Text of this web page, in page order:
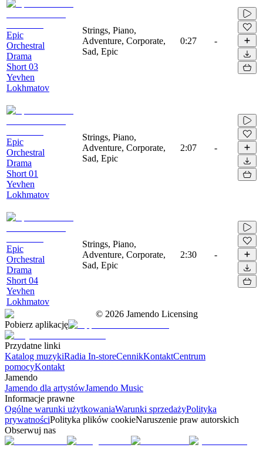
Epic
Orchestral
Drama
Short 03
Yevhen
Lokhmatov
Strings, Piano,
Adventure, Corporate,
Sad, Epic
0:27 -
Epic
Orchestral
Drama
Short 01
Yevhen
Lokhmatov
Strings, Piano,
Adventure, Corporate,
Sad, Epic
2:07 -
Epic
Orchestral
Drama
Short 04
Yevhen
Lokhmatov
Strings, Piano,
Adventure, Corporate,
Sad, Epic
2:30 -
© 2026 Jamendo Licensing
Pobierz aplikację
Przydatne linki
Katalog muzykiRadia In-storeCennikKontaktCentrum
pomocyKontakt
Jamendo
Jamendo dla artystówJamendo Music
Informacje prawne
Ogólne warunki użytkowaniaWarunki sprzedażyPolityka
prywatnościPolityka plików cookieNaruszenie praw autorskich
Obserwuj nas